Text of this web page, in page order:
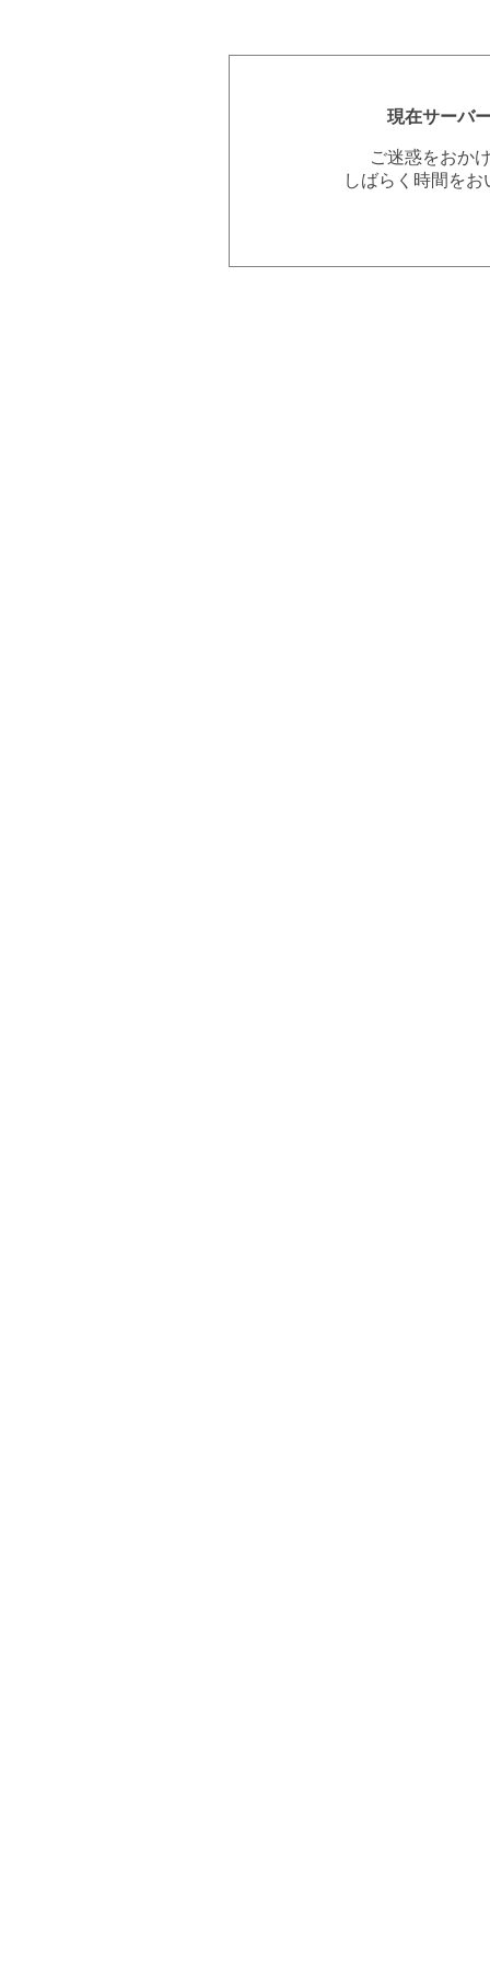
現在サーバ
ご迷惑をおか
しばらく時間を